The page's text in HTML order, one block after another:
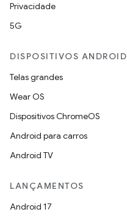
Privacidade
5G
DISPOSITIVOS ANDROID
Telas grandes
Wear OS
Dispositivos ChromeOS
Android para carros
Android TV
LANÇAMENTOS
Android 17